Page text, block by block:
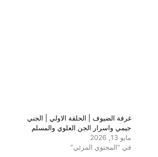
غرفة الضيوف | الحلقة الاولي | الجني
جيمي واسرار الجن العلوي والمسلم
مايو 13, 2026
في "المحتوي المرئي"